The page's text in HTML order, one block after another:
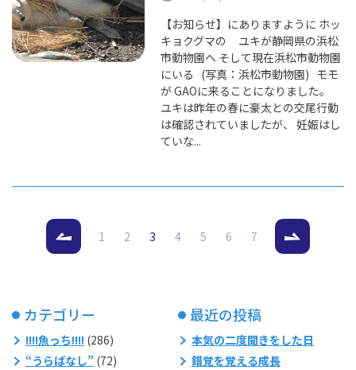
【お知らせ】にありますように ホッ
キョクグマの ユキが静岡県の浜松
市動物園へ そして現在浜松市動物園
にいる (写真：浜松市動物園) モモ
が GAOに来ることになりました。
ユキは昨年の春に豪太との交尾行動
は確認されていましたが、 妊娠はし
ていな...
1 2 3 （現在のページ）
4 5 6 7
カテゴリー
!!!!魚っち!!!!(286)
“うらばなし”(72)
最近の投稿
本気の二度聞きをした日
錯覚を覚える成長